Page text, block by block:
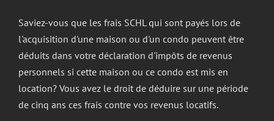
Saviez-vous que les frais SCHL qui sont payés lors de
l'acquisition d'une maison ou d'un condo peuvent être
déduits dans votre déclaration d'impôts de revenus
personnels si cette maison ou ce condo est mis en
location? Vous avez le droit de déduire sur une période
de cinq ans ces frais contre vos revenus locatifs.